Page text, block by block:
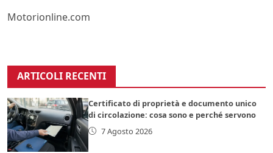
Motorionline.com
ARTICOLI RECENTI
Certificato di proprietà e documento unico
di circolazione: cosa sono e perché servono
7 Agosto 2026